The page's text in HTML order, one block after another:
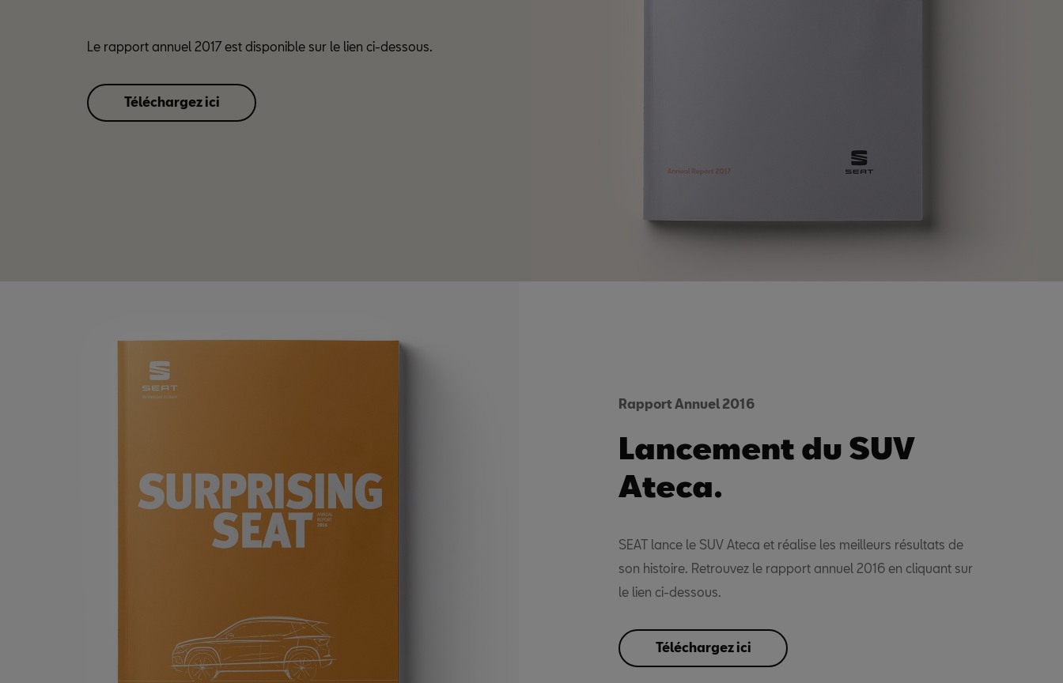
Le rapport annuel 2017 est disponible sur le lien ci-dessous.
Téléchargez ici
Rapport Annuel 2016
Lancement du SUV
Ateca.
SEAT lance le SUV Ateca et réalise les meilleurs résultats de
son histoire. Retrouvez le rapport annuel 2016 en cliquant sur
le lien ci-dessous.
Téléchargez ici